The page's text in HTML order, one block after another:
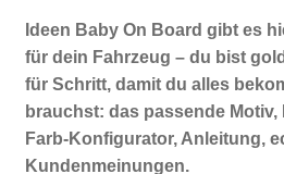
SUV
Bus
Ideen Baby On Board gibt es
für dein Fahrzeug – du bist
für Schritt, damit du alles
brauchst: das passende
Farb-Konfigurator, Anleitung,
Kundenmeinungen.